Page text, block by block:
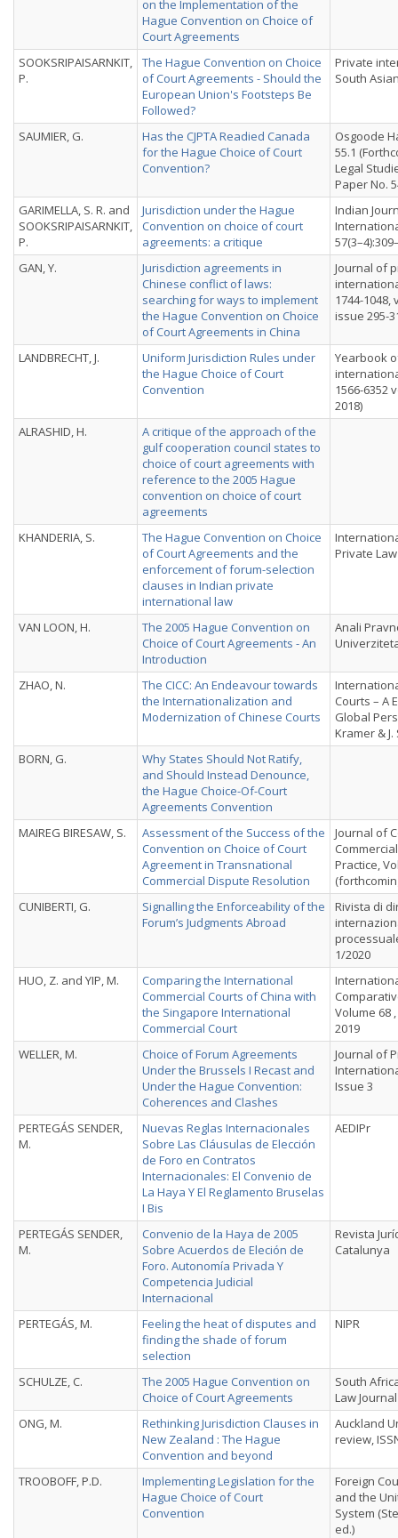
on the Implementation of the
Hague Convention on Choice of
Court Agreements
SOOKSRIPAISARNKIT,
P.
The Hague Convention on Choice
of Court Agreements - Should the
European Union's Footsteps Be
Followed?
Private
South
SAUMIER, G.
Has the CJPTA Readied Canada
for the Hague Choice of Court
Convention?
Osgoode
55.1
Legal
Paper No.
GARIMELLA, S. R. and
SOOKSRIPAISARNKIT,
P.
Jurisdiction under the Hague
Convention on choice of court
agreements: a critique
Indian
GAN, Y.
Jurisdiction agreements in
Chinese conflict of laws:
searching for ways to implement
the Hague Convention on Choice
of Court Agreements in China
Journal of
1744-1048,
issue 295-
LANDBRECHT, J.
Uniform Jurisdiction Rules under
the Hague Choice of Court
Convention
Yearbook
1566-6352
2018)
ALRASHID, H.
A critique of the approach of the
gulf cooperation council states to
choice of court agreements with
reference to the 2005 Hague
convention on choice of court
agreements
KHANDERIA, S.
The Hague Convention on Choice
of Court Agreements and the
enforcement of forum-selection
clauses in Indian private
international law
Private Law
VAN LOON, H.
The 2005 Hague Convention on
Choice of Court Agreements - An
Introduction
Anali
ZHAO, N.
The CICC: An Endeavour towards
the Internationalization and
Modernization of Chinese Courts
Courts – A
Global
Kramer &
BORN, G.
Why States Should Not Ratify,
and Should Instead Denounce,
the Hague Choice-Of-Court
Agreements Convention
MAIREG BIRESAW, S.
Assessment of the Success of the
Convention on Choice of Court
Agreement in Transnational
Commercial Dispute Resolution
Journal of
Practice,
CUNIBERTI, G.
Signalling the Enforceability of the
Forum’s Judgments Abroad
Rivista di
1/2020
HUO, Z. and YIP, M.
Comparing the International
Commercial Courts of China with
the Singapore International
Commercial Court
Volume 68
2019
WELLER, M.
Choice of Forum Agreements
Under the Brussels I Recast and
Under the Hague Convention:
Coherences and Clashes
Journal of
Issue 3
PERTEGÁS SENDER,
M.
Nuevas Reglas Internacionales
Sobre Las Cláusulas de Elección
de Foro en Contratos
Internacionales: El Convenio de
La Haya Y El Reglamento Bruselas
I Bis
AEDIPr
PERTEGÁS SENDER,
M.
Convenio de la Haya de 2005
Sobre Acuerdos de Eleción de
Foro. Autonomía Privada Y
Competencia Judicial
Internacional
Revista
Catalunya
PERTEGÁS, M.
Feeling the heat of disputes and
finding the shade of forum
selection
NIPR
SCHULZE, C.
The 2005 Hague Convention on
Choice of Court Agreements
South
Law Journal
ONG, M.
Rethinking Jurisdiction Clauses in
New Zealand : The Hague
Convention and beyond
Auckland
review,
TROOBOFF, P.D.
Implementing Legislation for the
Hague Choice of Court
Convention
Foreign
and the
System
ed.)